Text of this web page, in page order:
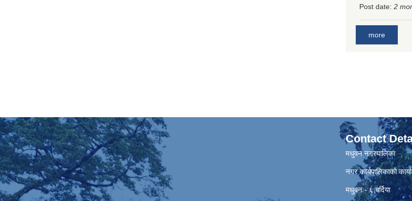
Post date: 2
more
Contact
मधुवन नगरपालिका
नगर कार्यपालिकाको
मधुवन - ६ बर्दिया